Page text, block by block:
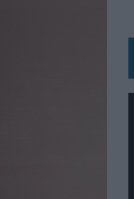
UTILIZADO
Y ECONÓMICOS
DE LA MISMA